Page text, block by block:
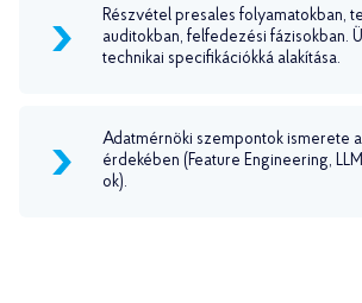
Részvétel presales folyamatokban,
auditokban, felfedezési fázisokban.
technikai specifikációkká alakítása.
Adatmérnöki szempontok ismerete
érdekében (Feature Engineering,
ok).